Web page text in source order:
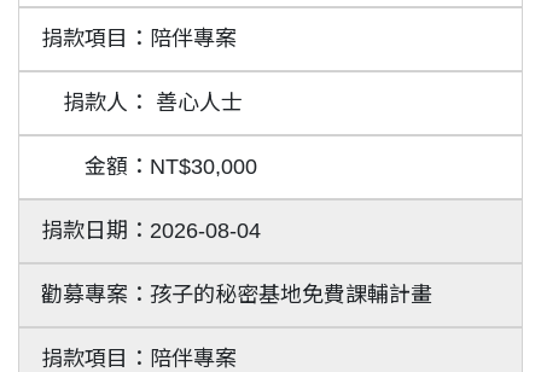
陪伴專案
善心人士
NT$30,000
2026-08-04
孩子的秘密基地免費課輔計畫
陪伴專案